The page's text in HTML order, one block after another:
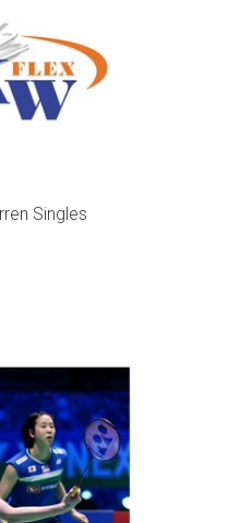
Singles